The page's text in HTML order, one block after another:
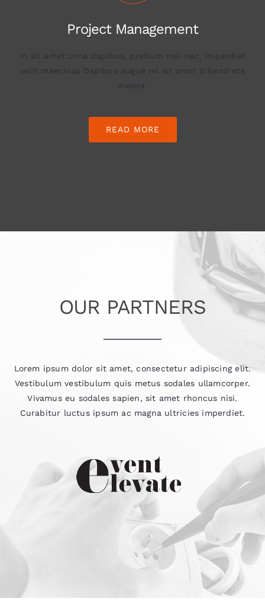
Project Management
In sit amet urna dapibus, pretium nisi nec, imperdiet
velit maecinas Dapibus augue mi sit amet bibend ets
viverra.
READ MORE
OUR PARTNERS
Lorem ipsum dolor sit amet, consectetur adipiscing elit.
Vestibulum vestibulum quis metus sodales ullamcorper.
Vivamus eu sodales sapien, sit amet rhoncus nisi.
Curabitur luctus ipsum ac magna ultricies imperdiet.